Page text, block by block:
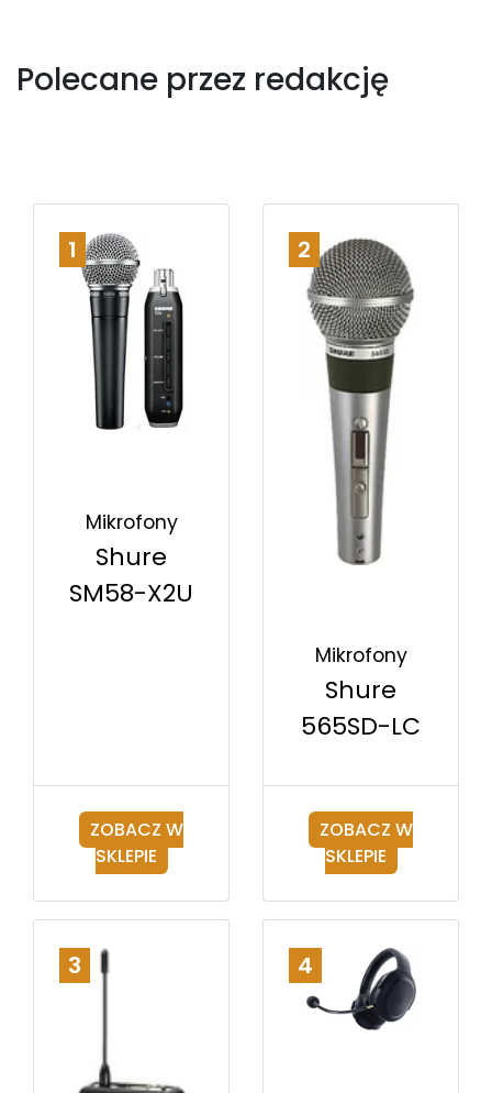
Polecane przez redakcję
1
Mikrofony
Shure
SM58-X2U
ZOBACZ W
SKLEPIE
2
Mikrofony
Shure
565SD-LC
ZOBACZ W
SKLEPIE
3 4